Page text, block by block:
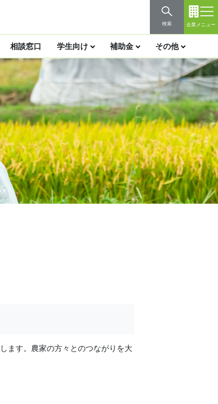
検索 企業メニュー
相談窓口 学生向け 補助金 その他
ます。農家の方々とのつながりを大